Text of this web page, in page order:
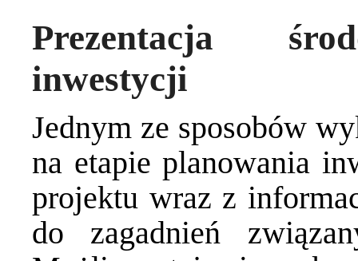
Prezentacja
inwestycji
Jednym ze sposobów
na etapie planowania
projektu wraz z
do zagadnień